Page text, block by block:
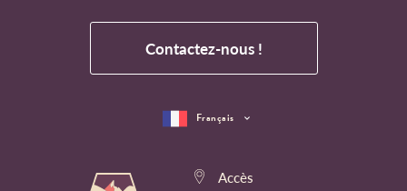
Contactez-nous !
Accès
Français